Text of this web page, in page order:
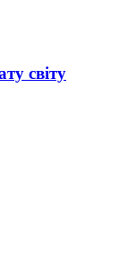
світу